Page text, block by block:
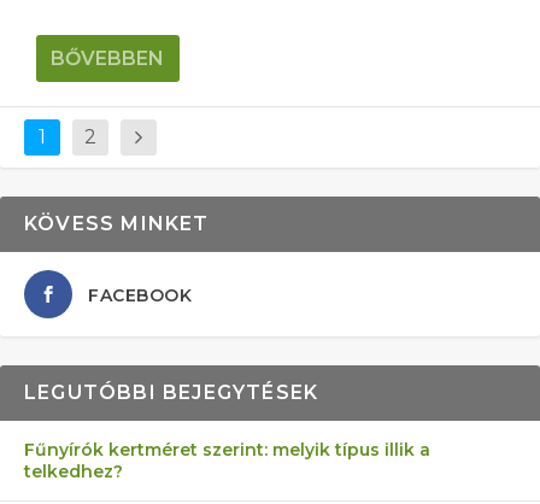
BŐVEBBEN
1 2
KÖVESS MINKET
FACEBOOK
LEGUTÓBBI BEJEGYTÉSEK
Fűnyírók kertméret szerint: melyik típus illik a
telkedhez?